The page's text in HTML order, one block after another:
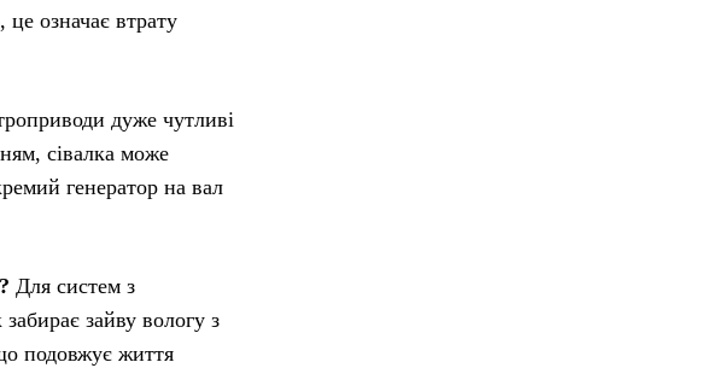
означає втрату
дуже чутливі
сівалка може
генератор на вал
Для систем з
зайву вологу з
подовжує життя